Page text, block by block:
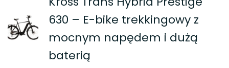
630 – E-bike trekkingowy z
mocnym napędem i dużą
baterią